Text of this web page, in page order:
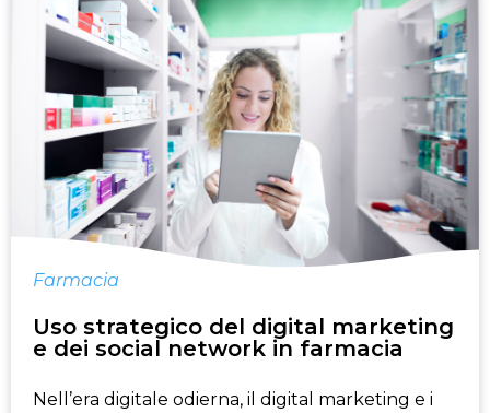
Farmacia
Uso strategico del digital marketing
e dei social network in farmacia
Nell’era digitale odierna, il digital marketing e i